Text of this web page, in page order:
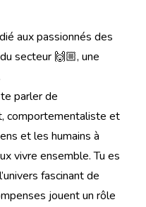
aux passionnés des
secteur 🙌🏼, une
parler de
comportementaliste et
et les humains à
vivre ensemble. Tu es
fascinant de
jouent un rôle